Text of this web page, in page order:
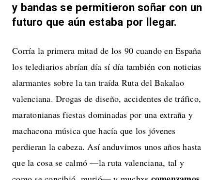
y bandas se permitieron soñar con un
futuro que aún estaba por llegar.
Corría la primera mitad de los 90 cuando en España
los telediarios abrían día sí día también con noticias
alarmantes sobre la tan traída Ruta del Bakalao
valenciana. Drogas de diseño, accidentes de tráfico,
maratonianas fiestas dominadas por una extraña y
machacona música que hacía que los jóvenes
perdieran la cabeza. Así anduvimos unos años hasta
que la cosa se calmó —la ruta valenciana, tal y